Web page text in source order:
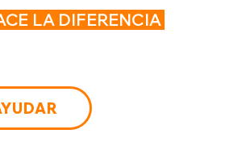
LA DIFERENCIA